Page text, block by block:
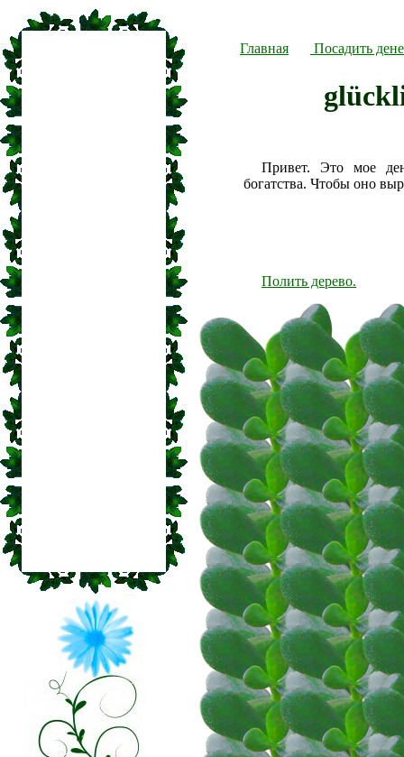
Главная Посадить
Привет. Это мое
богатства. Чтобы оно
Полить дерево.